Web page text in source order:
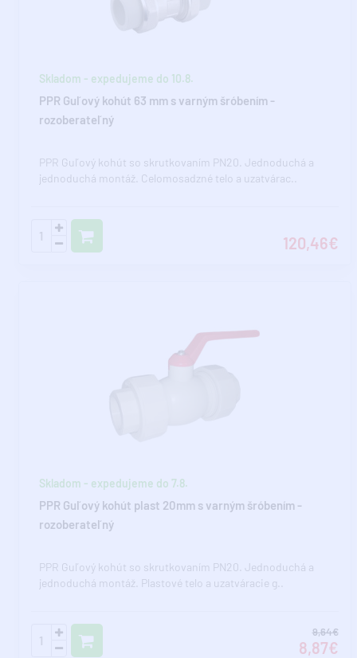
Skladom - expedujeme do 10.8.
PPR Guľový kohút 63 mm s varným šróbením -
rozoberateľný
PPR Guľový kohút so skrutkovaním PN20. Jednoduchá a
jednoduchá montáž. Celomosadzné telo a uzatvárac..
120,46€
Skladom - expedujeme do 7.8.
PPR Guľový kohút plast 20mm s varným šróbením -
rozoberateľný
PPR Guľový kohút so skrutkovaním PN20. Jednoduchá a
jednoduchá montáž. Plastové telo a uzatváracie g..
9,64€
8,87€